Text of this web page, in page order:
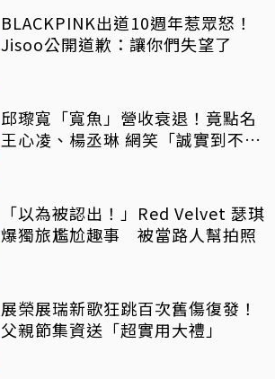
BLACKPINK出道10週年惹眾怒！
Jisoo公開道歉：讓你們失望了
邱瓈寬「寬魚」營收衰退！竟點名
王心凌、楊丞琳 網笑「誠實到不
「以為被認出！」Red Velvet 瑟琪
爆獨旅尷尬趣事 被當路人幫拍照
展榮展瑞新歌狂跳百次舊傷復發！
父親節集資送「超實用大禮」